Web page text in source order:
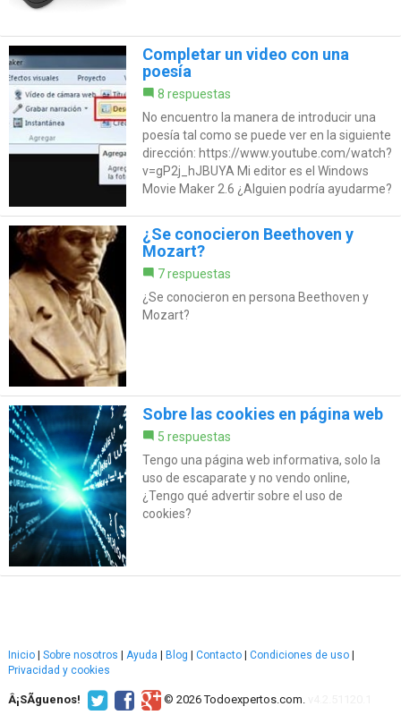
Completar un video con una
poesía
8 respuestas
No encuentro la manera de introducir una
poesía tal como se puede ver en la siguiente
dirección: https://www.youtube.com/watch?
v=gP2j_hJBUYA Mi editor es el Windows
Movie Maker 2.6 ¿Alguien podría ayudarme?
¿Se conocieron Beethoven y
Mozart?
7 respuestas
¿Se conocieron en persona Beethoven y
Mozart?
Sobre las cookies en página web
5 respuestas
Tengo una página web informativa, solo la
uso de escaparate y no vendo online,
¿Tengo qué advertir sobre el uso de
cookies?
Inicio Sobre nosotros Ayuda Blog Contacto Condiciones de uso
Privacidad y cookies
Â¡SÃ­guenos! © 2026 Todoexpertos.com.